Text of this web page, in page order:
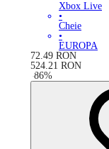
Xbox Live
•
Cheie
•
EUROPA
72.49 RON
524.21 RON
-86%